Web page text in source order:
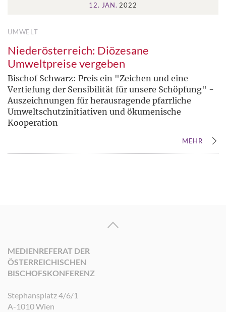
12. JAN. 2022
UMWELT
Niederösterreich: Diözesane
Umweltpreise vergeben
Bischof Schwarz: Preis ein "Zeichen und eine
Vertiefung der Sensibilität für unsere Schöpfung" -
Auszeichnungen für herausragende pfarrliche
Umweltschutzinitiativen und ökumenische
Kooperation
MEHR
MEDIENREFERAT DER
ÖSTERREICHISCHEN
BISCHOFSKONFERENZ
Stephansplatz 4/6/1
A-1010 Wien